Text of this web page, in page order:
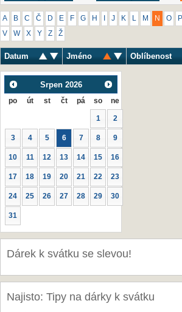
A B C Č D E F G H J K M N O P
V W X Y Z Ž
Datum Jméno Oblíbenost
Srpen 2026
po út st čt pá so ne
1 2
3 4 5 6 7 8 9
10 11 12 13 14 15 16
17 18 19 20 21 22 23
24 25 26 27 28 29 30
31
Dárek k svátku se slevou!
Najisto: Tipy na dárky k svátku